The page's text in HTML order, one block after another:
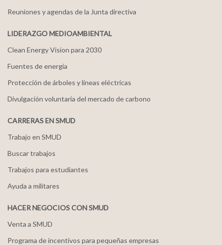
Reuniones y agendas de la Junta directiva
LIDERAZGO MEDIOAMBIENTAL
Clean Energy Vision para 2030
Fuentes de energía
Protección de árboles y líneas eléctricas
Divulgación voluntaria del mercado de carbono
CARRERAS EN SMUD
Trabajo en SMUD
Buscar trabajos
Trabajos para estudiantes
Ayuda a militares
HACER NEGOCIOS CON SMUD
Venta a SMUD
Programa de incentivos para pequeñas empresas